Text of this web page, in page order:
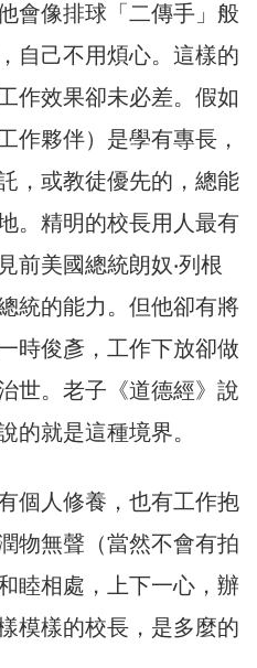
會像排球「二傳手」般
自己不用煩心。這樣的
作效果卻未必差。假如
作夥伴）是學有專長，
，或教徒優先的，總能
。精明的校長用人最有
前美國總統朗奴‧列根
統的能力。但他卻有將
時俊彥，工作下放卻做
世。老子《道德經》說
的就是這種境界。
個人修養，也有工作抱
物無聲（當然不會有拍
睦相處，上下一心，辦
模樣的校長，是多麼的